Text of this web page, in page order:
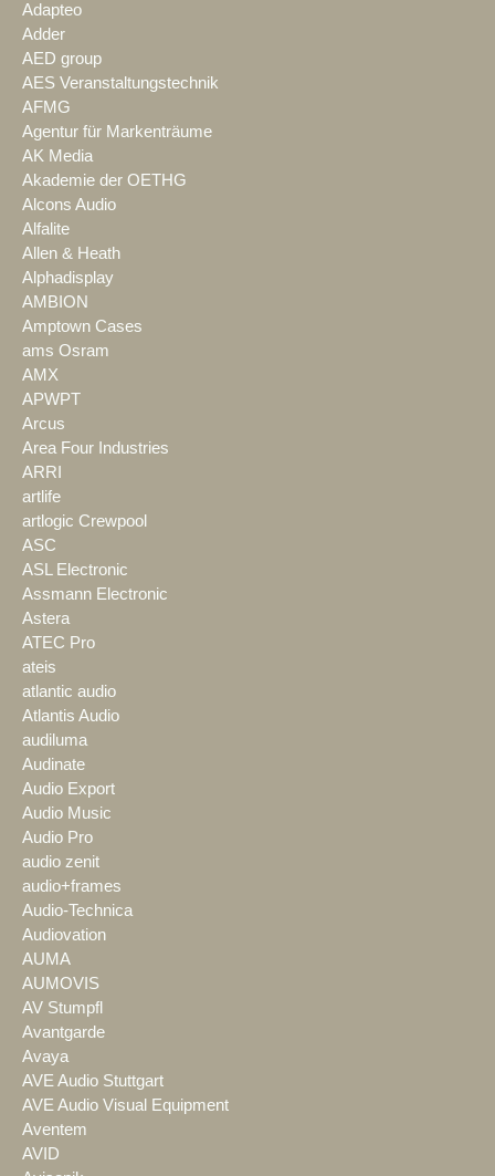
Adapteo
Adder
AED group
AES Veranstaltungstechnik
AFMG
Agentur für Markenträume
AK Media
Akademie der OETHG
Alcons Audio
Alfalite
Allen & Heath
Alphadisplay
AMBION
Amptown Cases
ams Osram
AMX
APWPT
Arcus
Area Four Industries
ARRI
artlife
artlogic Crewpool
ASC
ASL Electronic
Assmann Electronic
Astera
ATEC Pro
ateis
atlantic audio
Atlantis Audio
audiluma
Audinate
Audio Export
Audio Music
Audio Pro
audio zenit
audio+frames
Audio-Technica
Audiovation
AUMA
AUMOVIS
AV Stumpfl
Avantgarde
Avaya
AVE Audio Stuttgart
AVE Audio Visual Equipment
Aventem
AVID